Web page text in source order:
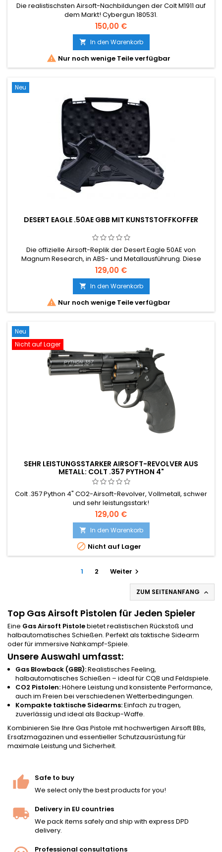
Die realistischsten Airsoft-Nachbildungen der Colt M1911 auf
dem Markt! Cybergun 180531.
150,00 €
 In den Warenkorb
 Nur noch wenige Teile verfügbar
Neu
DESERT EAGLE .50AE GBB MIT KUNSTSTOFFKOFFER
Die offizielle Airsoft-Replik der Desert Eagle 50AE von
Magnum Research, in ABS- und Metallausführung. Diese
Pistole bietet ein hervorragendes Preis-Leistungs-Verhältnis,
ist perfekt für Einsteiger geeignet und eignet sich dank ihrer
Exklusivität und der Lieferung im Etui ideal als Geschenk für
jeden Waffenliebhaber.
129,00 €
 In den Warenkorb
 Nur noch wenige Teile verfügbar
Neu
Nicht auf Lager
SEHR LEISTUNGSSTARKER AIRSOFT-REVOLVER AUS
METALL: COLT .357 PYTHON 4"
Colt .357 Python 4" CO2-Airsoft-Revolver, Vollmetall, schwer
und sehr leistungsstark!
129,00 €
 In den Warenkorb
 Nicht auf Lager
1 2 Weiter 
ZUM SEITENANFANG 
Top Gas Airsoft Pistolen für Jeden Spieler
Eine Gas Airsoft Pistolebietet realistischen Rückstoß und
halbautomatisches Schießen. Perfekt als taktische Sidearm
oder für immersive Nahkampf-Spiele.
Unsere Auswahl umfasst:
Gas Blowback (GBB):Realistisches Feeling,
halbautomatisches Schießen – ideal für CQB und Feldspiele.
CO2 Pistolen:Höhere Leistung und konsistente Performance,
auch im Freien bei verschiedenen Wetterbedingungen.
Kompakte taktische Sidearms:Einfach zu tragen,
zuverlässig und ideal als Backup-Waffe.
Kombinieren Sie Ihre Gas Pistole mit hochwertigen Airsoft BBs,
Ersatzmagazinen und essentiellerSchutzausrüstungfür
maximale Leistung und Sicherheit.
Safe to buy
We select only the best products for you!
Delivery in EU countries
We pack items safely and ship with express DPD
delivery.
Professional consultations